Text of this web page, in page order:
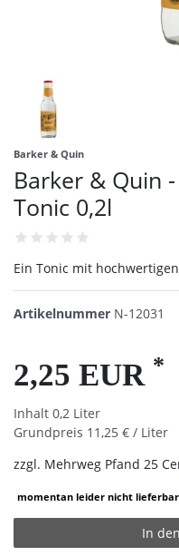
Barker & Quin
Barker & Quin
Tonic 0,2l
Ein Tonic mit
Artikelnummer N-12031
2,25 EUR *
Inhalt 0,2 Liter
Grundpreis 11,25 € / Liter
zzgl. Mehrweg Pfand 25
momentan leider nicht
In